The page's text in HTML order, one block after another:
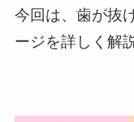
今回は、歯が抜
ージを詳しく解